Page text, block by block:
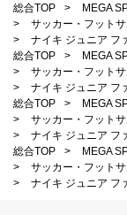
総合TOP > MEGA
>
サッカー・フット
>
ナイキ ジュニア フ
総合TOP
> MEGA
>
サッカー・フット
>
ナイキ ジュニア フ
総合TOP
> MEGA
>
サッカー・フット
>
ナイキ ジュニア フ
総合TOP
> MEGA
>
サッカー・フット
>
ナイキ ジュニア フ